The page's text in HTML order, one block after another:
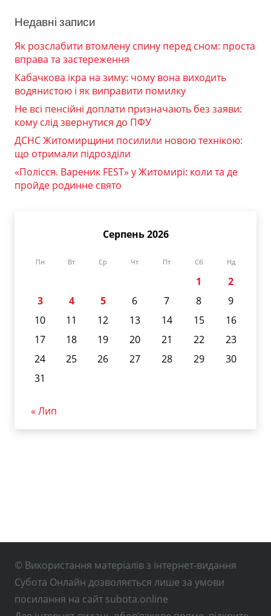
Недавні записи
Як розслабити втомлену спину перед сном: проста
вправа та застереження
Кабачкова ікра на зиму: чому вона виходить
водянистою і як виправити помилку
Не всі пенсійні доплати призначають без заяви:
кому слід звернутися до ПФУ
ДСНС Житомирщини посилили новою технікою:
що отримали підрозділи
«Полісся. Вареник FEST» у Житомирі: коли та де
пройде родинне свято
Серпень 2026
Пн Вт Ср Чт Пт Сб Нд
1
2
3
4 5 6 7 8
9
10
11 12 13 14 15
16
17
18 19 20 21 22
23
24
25 26 27 28 29
30
31
« Лип
© Використання матеріалів з інтернет-видання
Субота Онлайн дозволяється лише за умови
посилання на сайт subota.online